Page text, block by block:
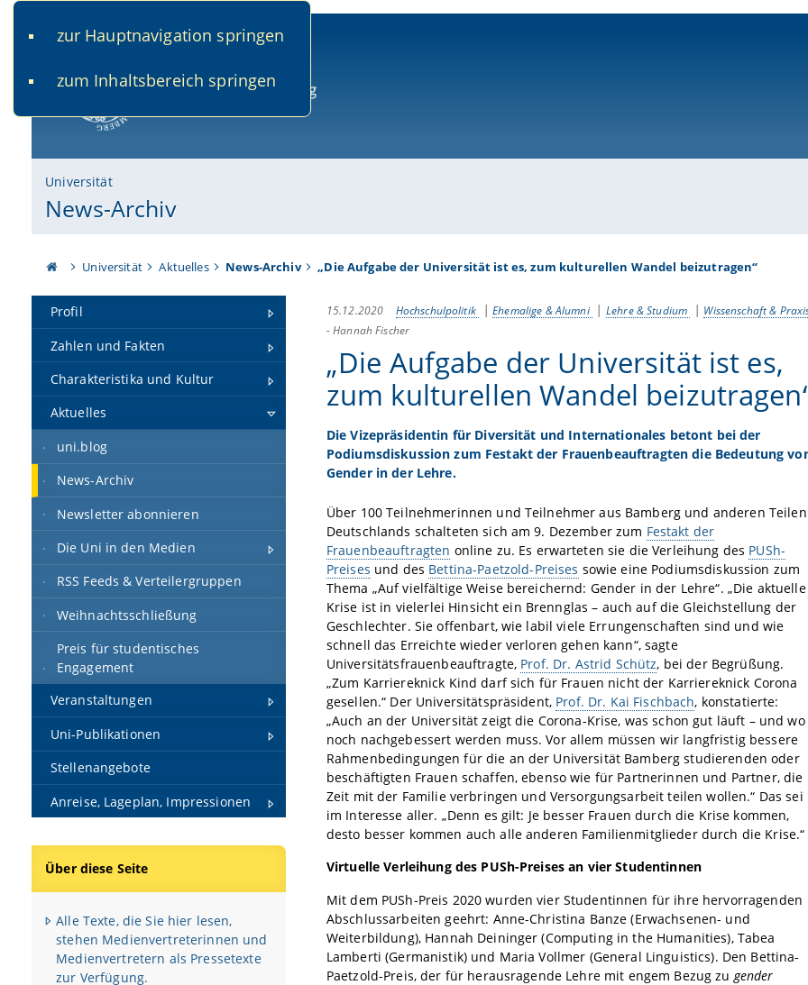
zur Hauptnavigation springen
zum Inhaltsbereich springen
Universität
News-Archiv
Universität Aktuelles News-Archiv „Die Aufgabe der Universität ist es, zum kulturellen Wandel beizutragen“
Profil
Zahlen und Fakten
Charakteristika und Kultur
Aktuelles
uni.blog
News-Archiv
Newsletter abonnieren
Die Uni in den Medien
RSS Feeds & Verteilergruppen
Weihnachtsschließung
Preis für studentisches
Engagement
Veranstaltungen
Uni-Publikationen
Stellenangebote
Anreise, Lageplan, Impressionen
Über diese Seite
Alle Texte, die Sie hier lesen,
stehen Medienvertreterinnen und
Medienvertretern als Pressetexte
zur Verfügung.
15.12.2020 Hochschulpolitik Ehemalige & Alumni Lehre & Studium
Wissenschaft &
-Hannah Fischer
„Die Aufgabe der Universität ist es,
zum kulturellen Wandel
Die Vizepräsidentin für Diversität und Internationales betont bei der
Podiumsdiskussion zum Festakt der Frauenbeauftragten die Bedeutung
Gender in der Lehre.
Über 100 Teilnehmerinnen und Teilnehmer aus Bamberg und anderen Teilen
Deutschlands schalteten sich am 9. Dezember zum Festakt der
Frauenbeauftragten online zu. Es erwarteten sie die Verleihung des PUSh-
Preises und des Bettina-Paetzold-Preises sowie eine Podiumsdiskussion zum
Thema „Auf vielfältige Weise bereichernd: Gender in der Lehre“. „Die aktuelle
Krise ist in vielerlei Hinsicht ein Brennglas – auch auf die Gleichstellung der
Geschlechter. Sie offenbart, wie labil viele Errungenschaften sind und wie
schnell das Erreichte wieder verloren gehen kann“, sagte
Universitätsfrauenbeauftragte, Prof. Dr. Astrid Schütz, bei der Begrüßung.
„Zum Karriereknick Kind darf sich für Frauen nicht der Karriereknick Corona
gesellen.“ Der Universitätspräsident, Prof. Dr. Kai Fischbach, konstatierte:
„Auch an der Universität zeigt die Corona-Krise, was schon gut läuft – und wo
noch nachgebessert werden muss. Vor allem müssen wir langfristig bessere
Rahmenbedingungen für die an der Universität Bamberg studierenden oder
beschäftigten Frauen schaffen, ebenso wie für Partnerinnen und Partner, die
Zeit mit der Familie verbringen und Versorgungsarbeit teilen wollen.“ Das sei
im Interesse aller. „Denn es gilt: Je besser Frauen durch die Krise kommen,
desto besser kommen auch alle anderen Familienmitglieder durch die Krise.“
Virtuelle Verleihung des PUSh-Preises an vier Studentinnen
Mit dem PUSh-Preis 2020 wurden vier Studentinnen für ihre hervorragenden
Abschlussarbeiten geehrt: Anne-Christina Banze (Erwachsenen- und
Weiterbildung), Hannah Deininger (Computing in the Humanities), Tabea
Lamberti (Germanistik) und Maria Vollmer (General Linguistics). Den Bettina-
Paetzold-Preis, der für herausragende Lehre mit engem Bezug zu gender